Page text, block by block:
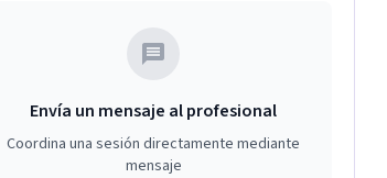
Envía un mensaje al profesional
Coordina una sesión directamente mediante
mensaje